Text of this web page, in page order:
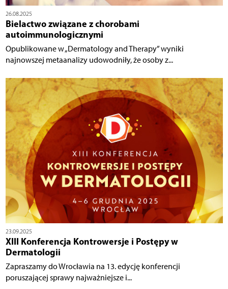
26.08.2025
Bielactwo związane z chorobami
autoimmunologicznymi
Opublikowane w „Dermatology and Therapy” wyniki
najnowszej metaanalizy udowodniły, że osoby z...
23.09.2025
XIII Konferencja Kontrowersje i Postępy w
Dermatologii
Zapraszamy do Wrocławia na 13. edycję konferencji
poruszającej sprawy najważniejsze i...